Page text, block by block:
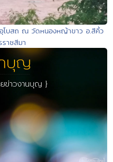
โบสถ ณ วัดหนองหญ้าขาว อ.สีคิ้ว
าชสีมา